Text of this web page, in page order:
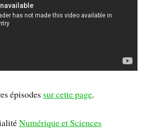
épisodes sur cette page.
Numérique et Sciences